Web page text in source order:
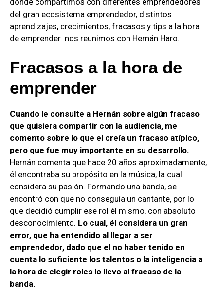
donde compartimos con diferentes emprendedores
del gran ecosistema emprendedor, distintos
aprendizajes, crecimientos, fracasos y tips a la hora
de emprender nos reunimos con Hernán Haro.
Fracasos a la hora de
emprender
Cuando le consulte a Hernán sobre algún fracaso
que quisiera compartir con la audiencia, me
comento sobre lo que el creía un fracaso atípico,
pero que fue muy importante en su desarrollo.
Hernán comenta que hace 20 años aproximadamente,
él encontraba su propósito en la música, la cual
considera su pasión. Formando una banda, se
encontró con que no conseguía un cantante, por lo
que decidió cumplir ese rol él mismo, con absoluto
desconocimiento. Lo cual, él considera un gran
error, que ha entendido al llegar a ser
emprendedor, dado que el no haber tenido en
cuenta lo suficiente los talentos o la inteligencia a
la hora de elegir roles lo llevo al fracaso de la
banda.